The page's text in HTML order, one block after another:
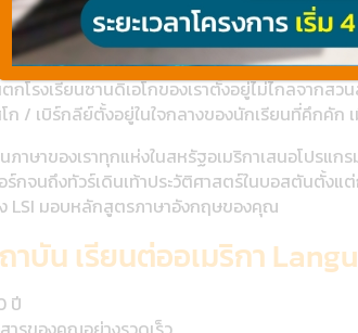
ราสี่แห่งของเราตั้งอยู่ใจกลางเมืองในบางเมื
รียนที่ยอดเยี่ยมและอาจารย์และเจ้าหน้าที่ที่มีป
ยาเขตแมนฮัตตันของมหาวิทยาลัย MCNY หรือ
โรงเรียนซานดิเอโกของเราตั้งอยู่ไม่ไกลจากส
ก / เบิร์กลีย์ตั้งอยู่ในใจกลางของนักเรียนที่คึกคั
ภาษาของเราทุกแห่งในสหรัฐอเมริกาเสนอโป
ร์กจนถึงทัวร์เดินเท้าประวัติศาสตร์ในบอสตันตั้
LSI มอบหลักสูตรภาษาอังกฤษของคุณ
บัน เรียนต่ออเมริกา
ปี